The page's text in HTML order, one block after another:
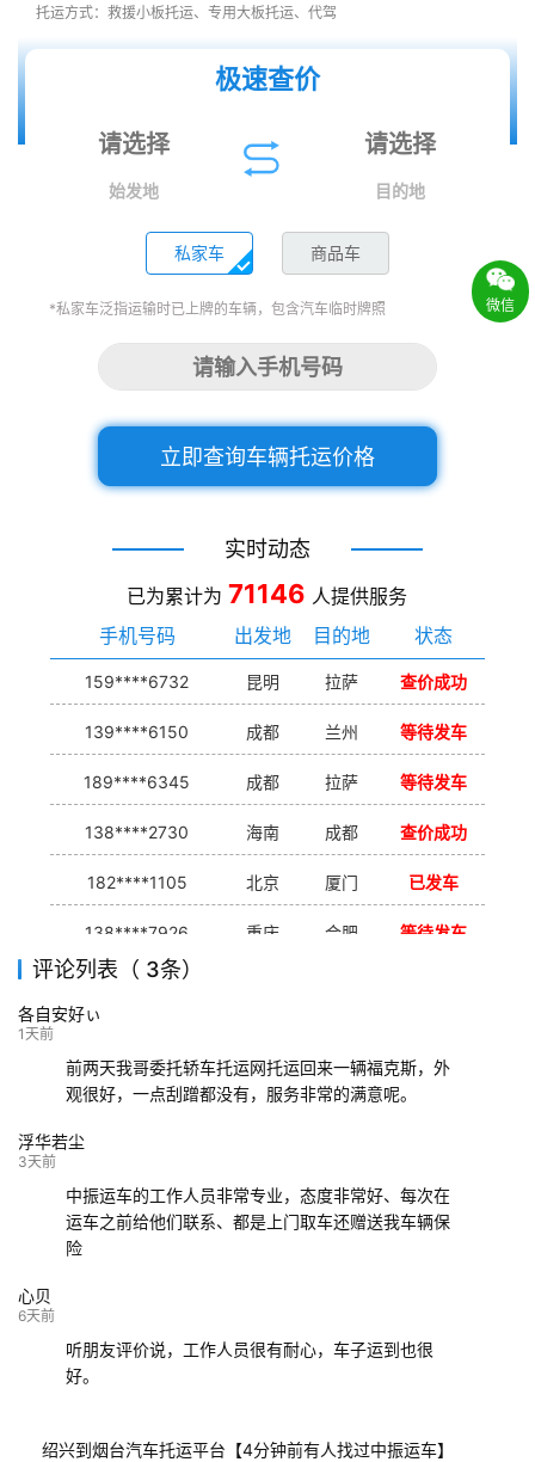
托运方式：救援小板托运、专用大板托运、代驾
极速查价
始发地 目的地
私家车 商品车
*私家车泛指运输时已上牌的车辆，包含汽车临时牌照
立即查询车辆托运价格
实时动态
已为累计为 71146 人提供服务
手机号码
出发地 目的地 状态
159****6732 昆明 拉萨 查价成功
139****6150 成都 兰州 等待发车
189****6345 成都 拉萨 等待发车
138****2730 海南 成都 查价成功
182****1105 北京 厦门 已发车
138****7926 重庆 合肥 等待发车
139****9233
评论列表（ 3条）
各自安好ぃ
1天前
前两天我哥委托轿车托运网托运回来一辆福克斯，外
观很好，一点刮蹭都没有，服务非常的满意呢。
浮华若尘
3天前
中振运车的工作人员非常专业，态度非常好、每次在
运车之前给他们联系、都是上门取车还赠送我车辆保
险
心贝
6天前
听朋友评价说，工作人员很有耐心，车子运到也很
好。
绍兴到烟台汽车托运平台【4分钟前有人找过中振运车】
微信